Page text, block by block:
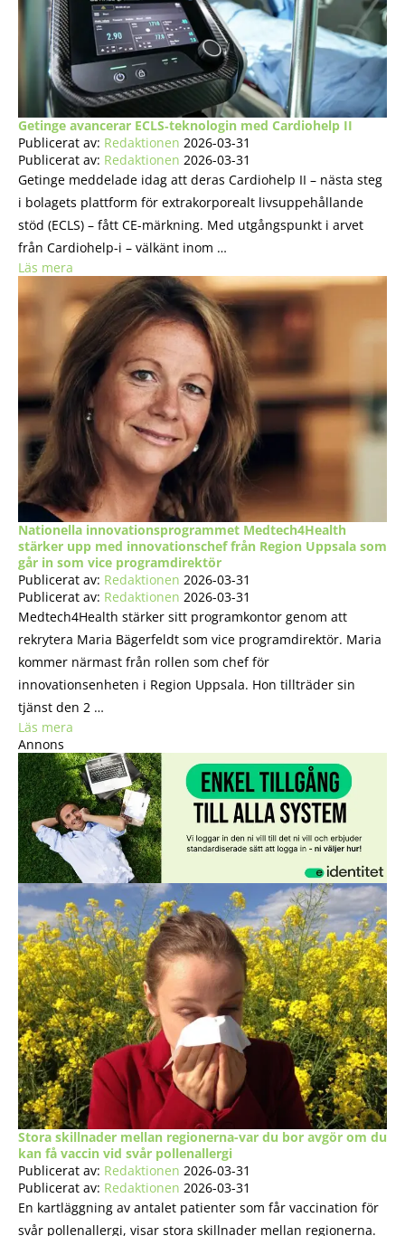
Getinge avancerar ECLS‑teknologin med Cardiohelp II
Publicerat av: Redaktionen 2026-03-31
Publicerat av: Redaktionen 2026-03-31
Getinge meddelade idag att deras Cardiohelp II – nästa steg
i bolagets plattform för extrakorporealt livsuppehållande
stöd (ECLS) – fått CE-märkning. Med utgångspunkt i arvet
från Cardiohelp-i – välkänt inom …
Läs mera
Nationella innovationsprogrammet Medtech4Health
stärker upp med innovationschef från Region Uppsala som
går in som vice programdirektör
Publicerat av: Redaktionen 2026-03-31
Publicerat av: Redaktionen 2026-03-31
Medtech4Health stärker sitt programkontor genom att
rekrytera Maria Bägerfeldt som vice programdirektör. Maria
kommer närmast från rollen som chef för
innovationsenheten i Region Uppsala. Hon tillträder sin
tjänst den 2 …
Läs mera
Annons
Stora skillnader mellan regionerna-var du bor avgör om du
kan få vaccin vid svår pollenallergi
Publicerat av: Redaktionen 2026-03-31
Publicerat av: Redaktionen 2026-03-31
En kartläggning av antalet patienter som får vaccination för
svår pollenallergi, visar stora skillnader mellan regionerna.